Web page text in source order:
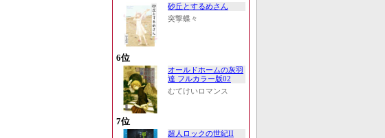
砂丘とするめさん
突撃蝶々
6位
オールドホームの灰羽
達 フルカラー版02
むてけいロマンス
7位
超人ロックの世紀II